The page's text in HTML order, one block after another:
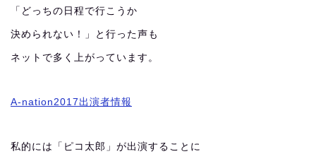
「どっちの日程で行こうか
決められない！」と行った声も
ネットで多く上がっています。
A-nation2017出演者情報
私的には「ピコ太郎」が出演することに